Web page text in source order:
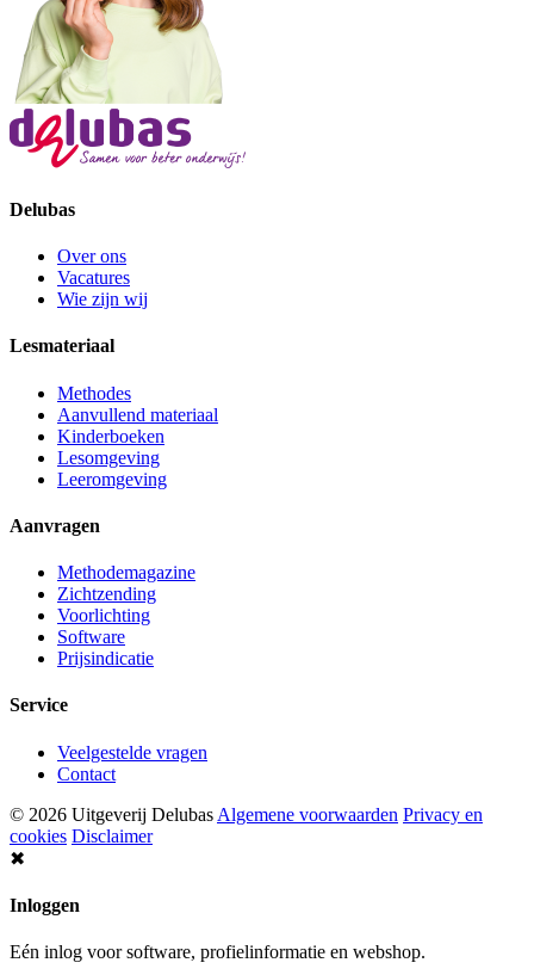
Delubas
Over ons
Vacatures
Wie zijn wij
Lesmateriaal
Methodes
Aanvullend materiaal
Kinderboeken
Lesomgeving
Leeromgeving
Aanvragen
Methodemagazine
Zichtzending
Voorlichting
Software
Prijsindicatie
Service
Veelgestelde vragen
Contact
© 2026 Uitgeverij Delubas Algemene voorwaarden Privacy en
cookies Disclaimer
✖
Inloggen
Eén inlog voor software, profielinformatie en webshop.